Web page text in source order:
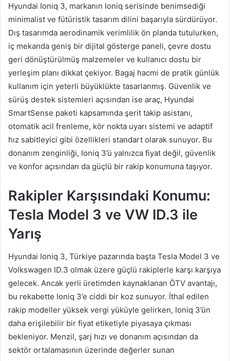
Hyundai Ioniq 3, markanın Ioniq serisinde benimsediği
minimalist ve fütüristik tasarım dilini başarıyla sürdürüyor.
Dış tasarımda aerodinamik verimlilik ön planda tutulurken,
iç mekanda geniş bir dijital gösterge paneli, çevre dostu
geri dönüştürülmüş malzemeler ve kullanıcı dostu bir
yerleşim planı dikkat çekiyor. Bagaj hacmi de pratik günlük
kullanım için yeterli büyüklükte tasarlanmış. Güvenlik ve
sürüş destek sistemleri açısından ise araç, Hyundai
SmartSense paketi kapsamında şerit takip asistanı,
otomatik acil frenleme, kör nokta uyarı sistemi ve adaptif
hız sabitleyici gibi özellikleri standart olarak sunuyor. Bu
donanım zenginliği, Ioniq 3’ü yalnızca fiyat değil, güvenlik
ve konfor açısından da güçlü bir rakip konumuna taşıyor.
Rakipler Karşısındaki Konumu:
Tesla Model 3 ve VW ID.3 ile
Yarış
Hyundai Ioniq 3, Türkiye pazarında başta Tesla Model 3 ve
Volkswagen ID.3 olmak üzere güçlü rakiplerle karşı karşıya
gelecek. Ancak yerli üretimden kaynaklanan ÖTV avantajı,
bu rekabette Ioniq 3’e ciddi bir koz sunuyor. İthal edilen
rakip modeller yüksek vergi yüküyle gelirken, Ioniq 3’ün
daha erişilebilir bir fiyat etiketiyle piyasaya çıkması
bekleniyor. Menzil, şarj hızı ve donanım açısından da
sektör ortalamasının üzerinde değerler sunan